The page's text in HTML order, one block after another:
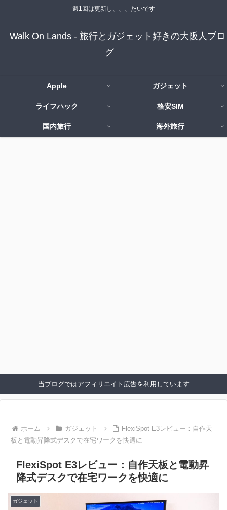
週1回は更新し、、、たいです
Walk On Lands - 旅行とガジェット好きの大阪人ブロ
グ
Apple ガジェット
ライフハック 格安SIM
国内旅行 海外旅行
当ブログではアフィリエイト広告を利用しています
ホーム ガジェット
FlexiSpot E3レビュー：自作天
板と電動昇降式デスクで在宅ワークを快適に
FlexiSpot E3レビュー：自作天板と電動昇
降式デスクで在宅ワークを快適に
ガジェット